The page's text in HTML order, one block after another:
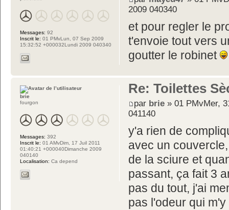
2009 040340
et pour regler le
t'envoie tout vers
goutter le robinet
Messages: 92
Inscrit le: 01 PMvLun, 07 Sep 2009
15:32:52 +000032Lundi 2009 040340
Re: Toilettes
par brie » 01 PMvMer,
041140
y'a rien de
avec un
de la sciure et
passant, ça fait 3
pas du tout, j'ai
pas l'odeur qui
brie
fourgon
Messages: 392
Inscrit le: 01 AMvDim, 17 Juil 2011
01:40:21 +000040Dimanche 2009
040140
Localisation: Ca depend